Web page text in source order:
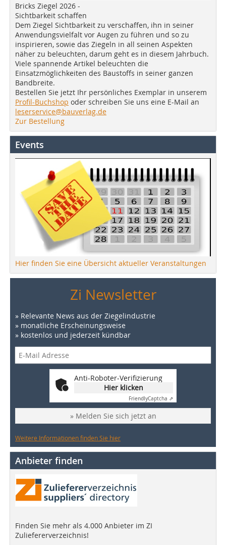
Bricks Ziegel 2026 -
Sichtbarkeit schaffen
Dem Ziegel Sichtbarkeit zu verschaffen, ihn in seiner
Anwendungsvielfalt vor Augen zu führen und so zu
inspirieren, sowie das Ziegeln in all seinen Aspekten
näher zu beleuchten, darum geht es in diesem Jahrbuch.
Viele spannende Artikel beleuchten die
Einsatzmöglichkeiten des Baustoffs in seiner ganzen
Bandbreite.
Bestellen Sie jetzt Ihr persönliches Exemplar in unserem
Profil-Buchshop oder schreiben Sie uns eine E-Mail an
leserservice@bauverlag.de
Zur Bestellung
Events
Hier finden Sie eine Übersicht aktueller Veranstaltungen
Zi Newsletter
» Relevante News aus der Ziegelindustrie
» monatliche Erscheinungsweise
» kostenlos und jederzeit kündbar
Anti-Roboter-Verifizierung
Hier klicken
FriendlyCaptcha ⇗
» Melden Sie sich jetzt an
Weitere Informationen finden Sie hier
Anbieter finden
Finden Sie mehr als 4.000 Anbieter im ZI
Zuliefererverzeichnis!